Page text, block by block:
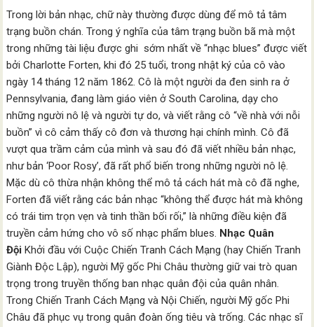
Trong lời bản nhạc, chữ này thường được dùng để mô tả tâm
trạng buồn chán. Trong ý nghĩa của tâm trạng buồn bã mà một
trong những tài liệu được ghi sớm nhất về “nhạc blues” được viết
bởi Charlotte Forten, khi đó 25 tuổi, trong nhật ký của cô vào
ngày 14 tháng 12 năm 1862. Cô là một người da đen sinh ra ở
Pennsylvania, đang làm giáo viên ở South Carolina, dạy cho
những người nô lệ và người tự do, và viết rằng cô “về nhà với nỗi
buồn” vì cô cảm thấy cô đơn và thương hại chính mình. Cô đã
vượt qua trầm cảm của mình và sau đó đã viết nhiều bản nhạc,
như bản ‘Poor Rosy’, đã rất phổ biến trong những người nô lệ.
Mặc dù cô thừa nhận không thể mô tả cách hát mà cô đã nghe,
Forten đã viết rằng các bản nhạc “không thể được hát mà không
có trái tim trọn vẹn và tinh thần bối rối,” là những điều kiện đã
truyền cảm hứng cho vô số nhạc phẩm blues. Nhạc Quân
Đội Khởi đầu với Cuộc Chiến Tranh Cách Mạng (hay Chiến Tranh
Giành Độc Lập), người Mỹ gốc Phi Châu thường giữ vai trò quan
trọng trong truyền thống ban nhạc quân đội của quân nhân.
Trong Chiến Tranh Cách Mạng và Nội Chiến, người Mỹ gốc Phi
Châu đã phục vụ trong quân đoàn ống tiêu và trống. Các nhạc sĩ